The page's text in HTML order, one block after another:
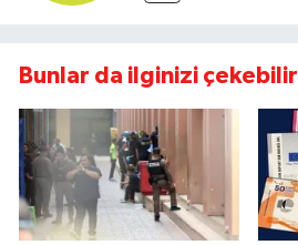
Bunlar da ilginizi çekebilir